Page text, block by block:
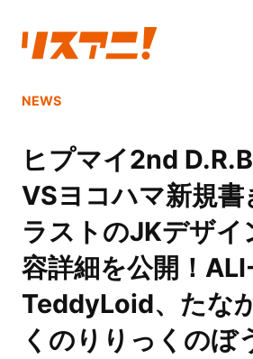
NEWS
ヒプマイ2nd
VSヨコハマ新規書
ラストのJKデザイ
容詳細を公開！
TeddyLoid、たな
くのりりっくのぼ